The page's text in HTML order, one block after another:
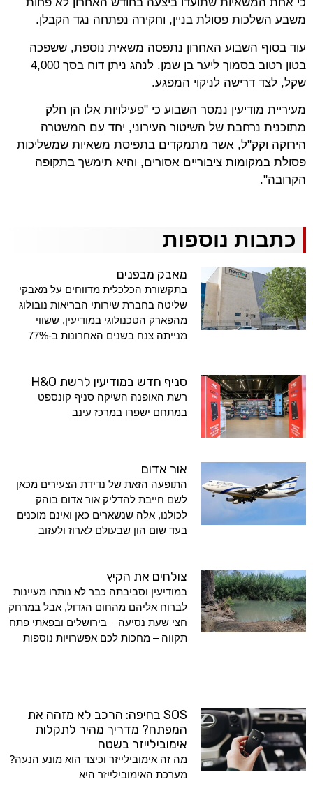
כי אחת המשאיות שתועדו ביצעה בחודש האחרון לא פחות
משבע השלכות פסולת בניין, וחקירה נפתחה נגד הקבלן.
עוד בסוף השבוע האחרון נתפסה משאית נוספת, ששפכה
בטון רטוב בסמוך ליער בן שמן. לנהג ניתן דוח בסך 4,000
שקל, לצד דרישה לניקוי המפגע.
מעיריית מודיעין נמסר השבוע כי "פעילויות אלו הן חלק
מתוכנית נרחבת של השיטור העירוני, יחד עם המשטרה
הירוקה וקק"ל, אשר מתמקדים בתפיסת משאיות שמשליכות
פסולת במקומות ציבוריים אסורים, והיא תימשך בתקופה
הקרובה".
כתבות נוספות
מאבק מבפנים
בתקשורת הכלכלית מדווחים על מאבקי
שליטה בחברת שירותי הבריאות נובולוג
מהפארק הטכנולוגי במודיעין, ששווי
מנייתה צנח בשנים האחרונות ב-77%
סניף חדש במודיעין לרשת H&O
רשת האופנה השיקה סניף קונספט
במתחם ישפרו במרכז עינב
אור אדום
התופעה הזאת של נדידת הצעירים מכאן
לשם חייבת להדליק אור אדום בוהק
לכולנו, אלה שנשארים כאן ואינם מוכנים
בעד שום הון שבעולם לארוז ולעזוב
צולחים את הקיץ
במודיעין וסביבתה כבר לא נותרו מעיינות
לברוח אליהם מהחום הגדול, אבל במרחק
חצי שעת נסיעה – בירושלים ובפאתי פתח
תקווה – מחכות לכם אפשרויות נוספות
SOS בחיפה: הרכב לא מזהה את
המפתח? מדריך מהיר לתקלות
אימובילייזר בשטח
מה זה אימובילייזר וכיצד הוא מונע הנעה?
מערכת האימובילייזר היא